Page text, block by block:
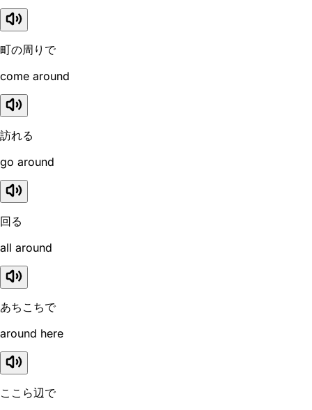
町の周りで
come around
訪れる
go around
回る
all around
あちこちで
around here
ここら辺で